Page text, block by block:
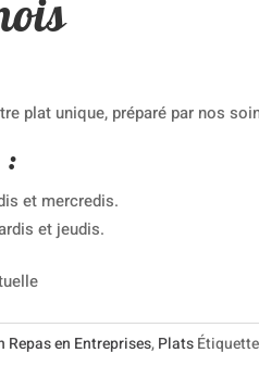
plat unique, préparé par nos
et mercredis.
et jeudis.
Repas en Entreprises,Plats